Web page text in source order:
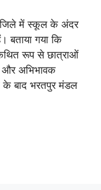
जिले में स्कूल के अंदर
गया कि
रूप से छात्राओं
और अभिभावक
के बाद भरतपुर मंडल